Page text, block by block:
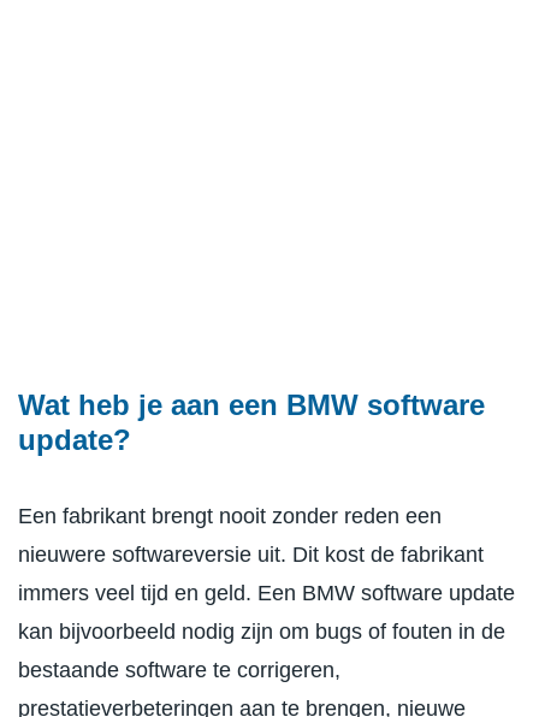
Wat heb je aan een BMW software
update?
Een fabrikant brengt nooit zonder reden een
nieuwere softwareversie uit. Dit kost de fabrikant
immers veel tijd en geld. Een BMW software update
kan bijvoorbeeld nodig zijn om bugs of fouten in de
bestaande software te corrigeren,
prestatieverbeteringen aan te brengen, nieuwe